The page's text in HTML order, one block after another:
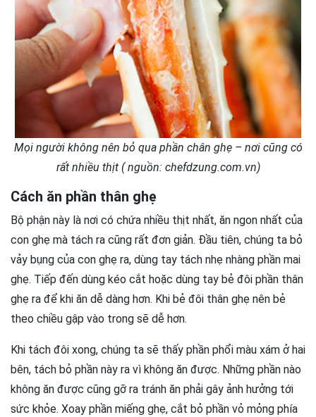
Mọi người không nên bỏ qua phần chân ghẹ – nơi cũng có
rất nhiều thịt ( nguồn: chefdzung.com.vn)
Cách ăn phần thân ghẹ
Bộ phận này là nơi có chứa nhiều thịt nhất, ăn ngon nhất của
con ghẹ mà tách ra cũng rất đơn giản. Đầu tiên, chúng ta bỏ
vảy bụng của con ghẹ ra, dùng tay tách nhẹ nhàng phần mai
ghẹ. Tiếp đến dùng kéo cắt hoặc dùng tay bẻ đôi phần thân
ghẹ ra để khi ăn dễ dàng hơn. Khi bẻ đôi thân ghẹ nên bẻ
theo chiều gập vào trong sẽ dễ hơn.
Khi tách đôi xong, chúng ta sẽ thấy phần phổi màu xám ở hai
bên, tách bỏ phần này ra vì không ăn được. Những phần nào
không ăn được cũng gỡ ra tránh ăn phải gây ảnh hưởng tới
sức khỏe. Xoay phần miếng ghẹ, cắt bỏ phần vỏ mỏng phía